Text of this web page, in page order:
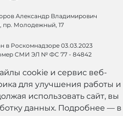
Александр Владимирович
пр. Молодежный, 17
в Роскомнадзоре 03.03.2023
СМИ ЭЛ № ФС 77 - 84842
cookie и сервис веб-
для улучшения работы и
использовать сайт, вы
данных. Подробнее — в